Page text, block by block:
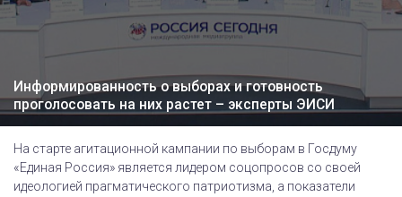
Информированность о выборах и готовность
проголосовать на них растет – эксперты ЭИСИ
На старте агитационной кампании по выборам в Госдуму
«Единая Россия» является лидером соцопросов со своей
идеологией прагматического патриотизма, а показатели